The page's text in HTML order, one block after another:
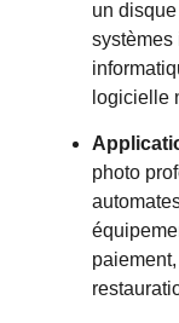
un
systèmes
logicielle
photo